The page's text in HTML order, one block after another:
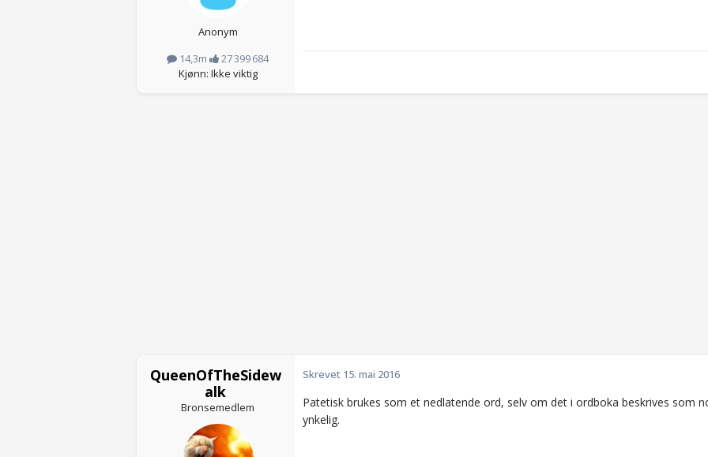
Anonym
14,3m
27 399 684
Kjønn: Ikke viktig
QueenOfTheSidew
alk
Bronsemedlem
Skrevet 15. mai 2016
Patetisk brukes som et nedlatende ord, selv om det i ordboka beskrives som
ynkelig.